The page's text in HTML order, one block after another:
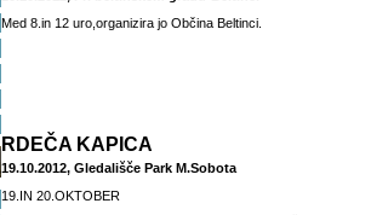
Med 8.in 12 uro,organizira jo Občina Beltinci.
RDEČA KAPICA
19.10.2012, Gledališče Park M.Sobota
19.IN 20.OKTOBER